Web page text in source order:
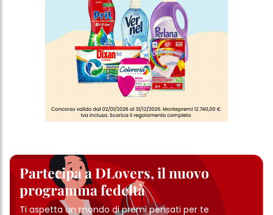
Partecipa a DLovers, il nuovo
programma fedeltà
Ti aspetta un mondo di premi pensati per te